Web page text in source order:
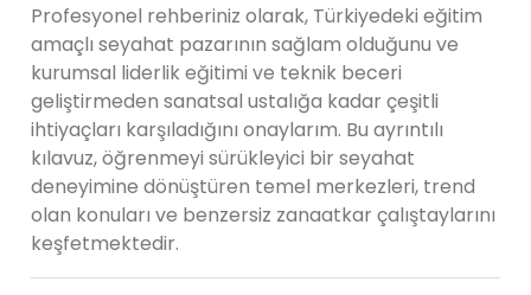
Profesyonel rehberiniz olarak, Türkiyedeki eğitim
amaçlı seyahat pazarının sağlam olduğunu ve
kurumsal liderlik eğitimi ve teknik beceri
geliştirmeden sanatsal ustalığa kadar çeşitli
ihtiyaçları karşıladığını onaylarım. Bu ayrıntılı
kılavuz, öğrenmeyi sürükleyici bir seyahat
deneyimine dönüştüren temel merkezleri, trend
olan konuları ve benzersiz zanaatkar çalıştaylarını
keşfetmektedir.